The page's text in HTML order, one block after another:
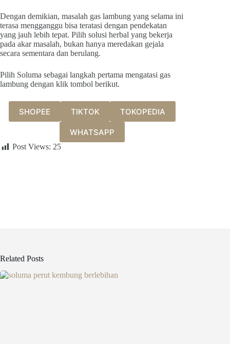
Dengan demikian, masalah gas lambung yang selama ini
terasa mengganggu bisa teratasi dengan pendekatan
yang jauh lebih tepat. Pilih solusi herbal yang bekerja
pada akar masalah, bukan hanya meredakan gejala
secara sementara dan berulang.
Pilih Soluma sebagai langkah pertama mengatasi gas
lambung dengan klik tombol berikut.
SHOPEE TIKTOK TOKOPEDIA
WHATSAPP
Post Views: 25
Related Posts